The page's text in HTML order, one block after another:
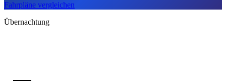
Fahrpläne vergleichen
Übernachtung